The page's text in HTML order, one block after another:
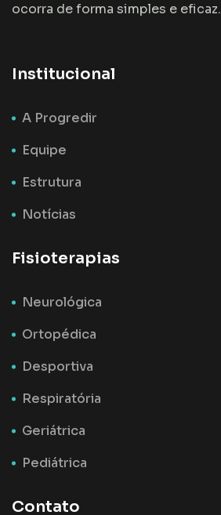
ocorra de forma simples e eficaz.
Institucional
A Progredir
Equipe
Estrutura
Notícias
Fisioterapias
Neurológica
Ortopédica
Desportiva
Respiratória
Geriátrica
Pediátrica
Contato